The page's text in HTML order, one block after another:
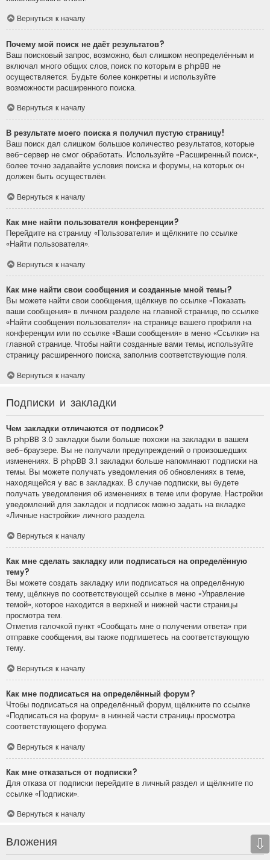
Вернуться к началу
Почему мой поиск не даёт результатов?
Ваш поисковый запрос, возможно, был слишком неопределённым и
включал много общих слов, поиск по которым в phpBB не
осуществляется. Будьте более конкретны и используйте
возможности расширенного поиска.
Вернуться к началу
В результате моего поиска я получил пустую страницу!
Ваш поиск дал слишком большое количество результатов, которые
веб-сервер не смог обработать. Используйте «Расширенный поиск»,
более точно задавайте условия поиска и форумы, на которых он
должен быть осуществлён.
Вернуться к началу
Как мне найти пользователя конференции?
Перейдите на страницу «Пользователи» и щёлкните по ссылке
«Найти пользователя».
Вернуться к началу
Как мне найти свои сообщения и созданные мной темы?
Вы можете найти свои сообщения, щёлкнув по ссылке «Показать
ваши сообщения» в личном разделе на главной странице, по ссылке
«Найти сообщения пользователя» на странице вашего профиля на
конференции или по ссылке «Ваши сообщения» в меню «Ссылки» на
главной странице. Чтобы найти созданные вами темы, используйте
страницу расширенного поиска, заполнив соответствующие поля.
Вернуться к началу
Подписки и закладки
Чем закладки отличаются от подписок?
В phpBB 3.0 закладки были больше похожи на закладки в вашем
веб-браузере. Вы не получали предупреждений о произошедших
изменениях. В phpBB 3.1 закладки больше напоминают подписки на
темы. Вы можете получать уведомления об обновлениях в теме,
находящейся у вас в закладках. В случае подписки, вы будете
получать уведомления об изменениях в теме или форуме. Настройки
уведомлений для закладок и подписок можно задать на вкладке
«Личные настройки» личного раздела.
Вернуться к началу
Как мне сделать закладку или подписаться на определённую
тему?
Вы можете создать закладку или подписаться на определённую
тему, щёлкнув по соответствующей ссылке в меню «Управление
темой», которое находится в верхней и нижней части страницы
просмотра тем.
Отметив галочкой пункт «Сообщать мне о получении ответа» при
отправке сообщения, вы также подпишетесь на соответствующую
тему.
Вернуться к началу
Как мне подписаться на определённый форум?
Чтобы подписаться на определённый форум, щёлкните по ссылке
«Подписаться на форум» в нижней части страницы просмотра
соответствующего форума.
Вернуться к началу
Как мне отказаться от подписки?
Для отказа от подписки перейдите в личный раздел и щёлкните по
ссылке «Подписки».
Вернуться к началу
Вложения ⇩